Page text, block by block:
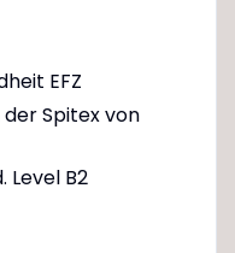
EFZ
Spitex von
Level B2